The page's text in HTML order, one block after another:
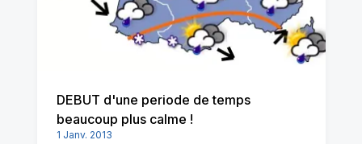
DEBUT d'une periode de temps
beaucoup plus calme !
1 Janv. 2013